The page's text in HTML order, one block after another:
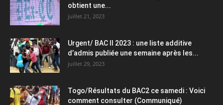
obtient une...
juillet 21, 2023
Urgent/ BAC II 2023 : une liste additive
d’admis publiée une semaine après les...
juillet 29, 2023
Togo/Résultats du BAC2 ce samedi : Voici
comment consulter (Communiqué)